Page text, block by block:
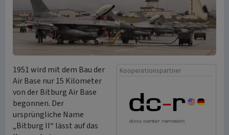
Kooperationspartner
1951 wird mit dem Bau der
Air Base nur 15 Kilometer
von der Bitburg Air Base
begonnen. Der
ursprüngliche Name
„Bitburg II“ lässt auf das